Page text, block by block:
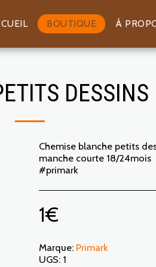
BOUTIQUE À
Chemise blanche petits
manche courte 18/24mois
#primark
1€
Marque: Primark
UGS: 1